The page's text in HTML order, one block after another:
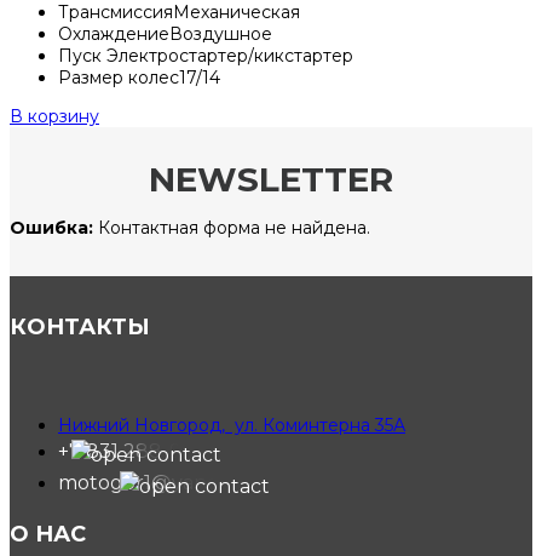
ТрансмиссияМеханическая
ОхлаждениеВоздушное
Пуск Электростартер/кикстартер
Размер колес17/14
В корзину
NEWSLETTER
Ошибка: Контактная форма не найдена.
КОНТАКТЫ
Нижний Новгород, ул. Коминтерна 35А
+7 831 288-91-40
motogor1@yandex.ru
О НАС